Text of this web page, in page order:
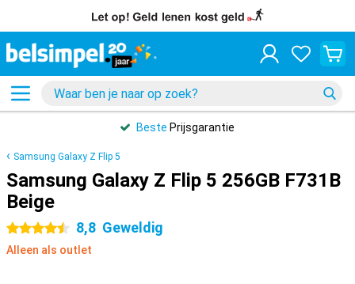
Beste Prijsgarantie
Samsung Galaxy Z Flip 5
Samsung Galaxy Z Flip 5 256GB F731B
Beige
4.5 sterren 8,8 Geweldig
Alleen als outlet